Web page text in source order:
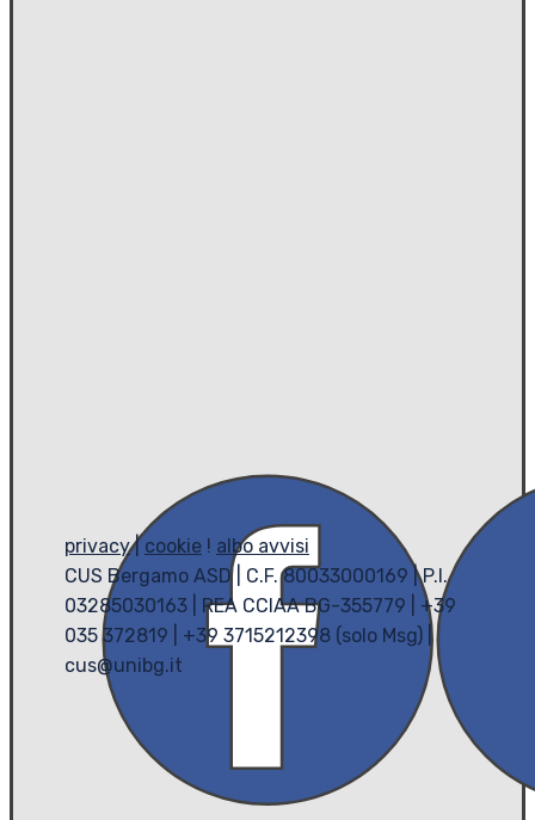
privacy|cookie ! albo avvisi
CUS Bergamo ASD | C.F. 80033000169 | P.I.
03285030163 | REA CCIAA BG-355779 | +39
035 372819 | +39 3715212398 (solo Msg) |
cus@unibg.it